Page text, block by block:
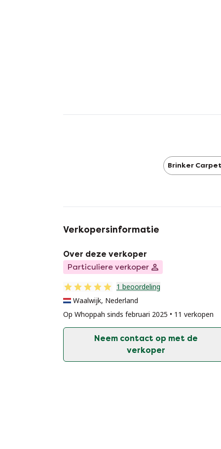
Brinker
Verkopersinformatie
Over deze verkoper
Particuliere verkoper
1 beoordeling
Waalwijk, Nederland
Op Whoppah sinds februari 2025 • 11 verkopen
Neem contact op met de
verkoper